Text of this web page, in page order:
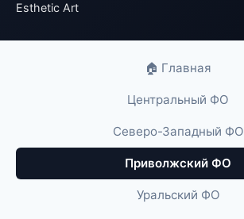
Esthetic Art
🏠 Главная
Центральный ФО
Северо-Западный ФО
Приволжский ФО
Уральский ФО